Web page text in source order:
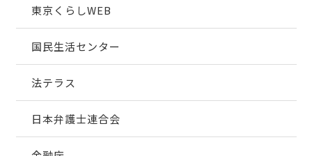
東京くらしWEB
国民生活センター
法テラス
日本弁護士連合会